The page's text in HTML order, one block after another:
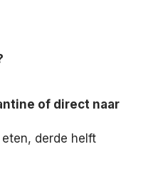
of direct naar
derde helft